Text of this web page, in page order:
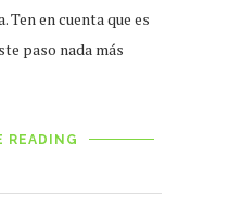
Ten en cuenta que es
paso nada más
READING